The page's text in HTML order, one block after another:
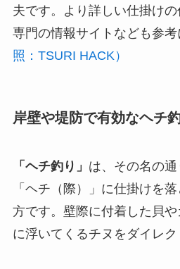
夫です。より詳しい仕掛けの
専門の情報サイトなども参考
照：TSURI HACK）
岸壁や堤防で有効なヘチ
「ヘチ釣り」 は、その名の
「ヘチ（際）」に仕掛けを
方です。壁際に付着した貝
に浮いてくるチヌをダイレク